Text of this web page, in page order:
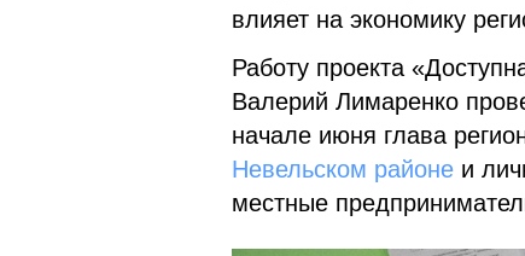
влияет на экономику
Работу проекта
Валерий Лимаренко
начале июня глава
Невельском районе и
местные